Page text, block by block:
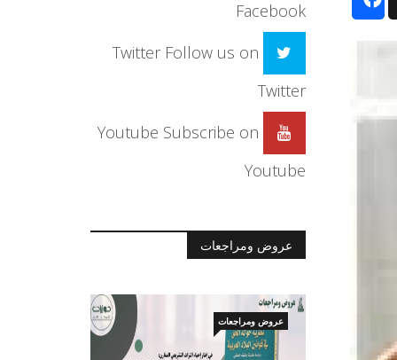
Facebook
Twitter Follow us on
Twitter
Youtube Subscribe on
Youtube
عروض ومراجعات
عروض ومراجعات